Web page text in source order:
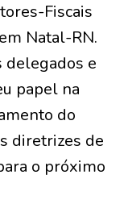
Fiscais
Natal-RN.
delegados e
papel na
do
diretrizes de
o próximo